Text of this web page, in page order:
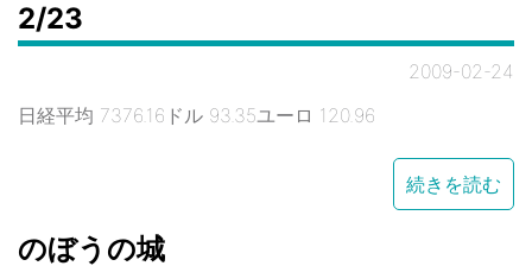
2/23
2009-02-24
日経平均 7376.16ドル 93.35ユーロ 120.96
続きを読む
のぼうの城